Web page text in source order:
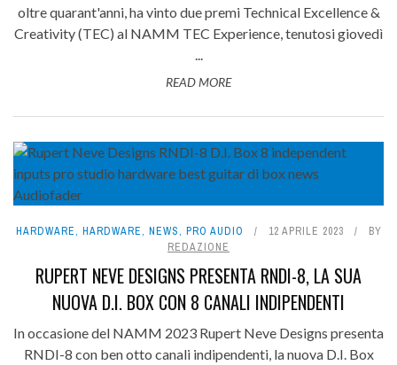
oltre quarant'anni, ha vinto due premi Technical Excellence &
Creativity (TEC) al NAMM TEC Experience, tenutosi giovedì
...
READ MORE
HARDWARE, HARDWARE, NEWS, PRO AUDIO 12 APRILE 2023
BY
REDAZIONE
RUPERT NEVE DESIGNS PRESENTA RNDI-8, LA SUA
NUOVA D.I. BOX CON 8 CANALI INDIPENDENTI
In occasione del NAMM 2023 Rupert Neve Designs presenta
RNDI-8 con ben otto canali indipendenti, la nuova D.I. Box